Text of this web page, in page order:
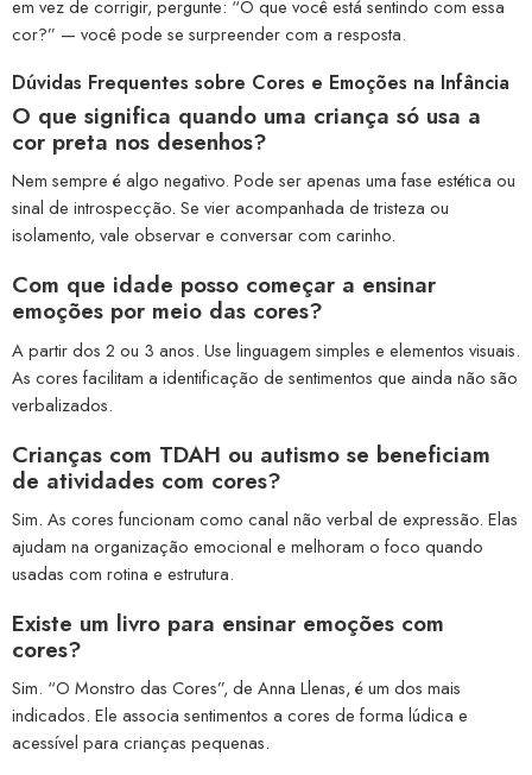
em vez de corrigir, pergunte: “O que você está sentindo com essa
cor?” — você pode se surpreender com a resposta.
Dúvidas Frequentes sobre Cores e Emoções na Infância
O que significa quando uma criança só usa a
cor preta nos desenhos?
Nem sempre é algo negativo. Pode ser apenas uma fase estética ou
sinal de introspecção. Se vier acompanhada de tristeza ou
isolamento, vale observar e conversar com carinho.
Com que idade posso começar a ensinar
emoções por meio das cores?
A partir dos 2 ou 3 anos. Use linguagem simples e elementos visuais.
As cores facilitam a identificação de sentimentos que ainda não são
verbalizados.
Crianças com TDAH ou autismo se beneficiam
de atividades com cores?
Sim. As cores funcionam como canal não verbal de expressão. Elas
ajudam na organização emocional e melhoram o foco quando
usadas com rotina e estrutura.
Existe um livro para ensinar emoções com
cores?
Sim. “O Monstro das Cores”, de Anna Llenas, é um dos mais
indicados. Ele associa sentimentos a cores de forma lúdica e
acessível para crianças pequenas.